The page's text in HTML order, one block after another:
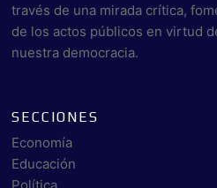
través de una mirada crítica,
de los actos públicos en virtud
nuestra democracia.
SECCIONES
Economía
Educación
Política